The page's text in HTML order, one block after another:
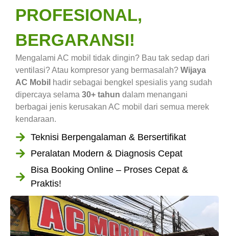
PROFESIONAL,
BERGARANSI!
Mengalami AC mobil tidak dingin? Bau tak sedap dari
ventilasi? Atau kompresor yang bermasalah? Wijaya
AC Mobil hadir sebagai bengkel spesialis yang sudah
dipercaya selama 30+ tahun dalam menangani
berbagai jenis kerusakan AC mobil dari semua merek
kendaraan.
Teknisi Berpengalaman & Bersertifikat
Peralatan Modern & Diagnosis Cepat
Bisa Booking Online – Proses Cepat &
Praktis!